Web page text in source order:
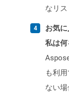
なリス
お気に
私は何
も利
ない場